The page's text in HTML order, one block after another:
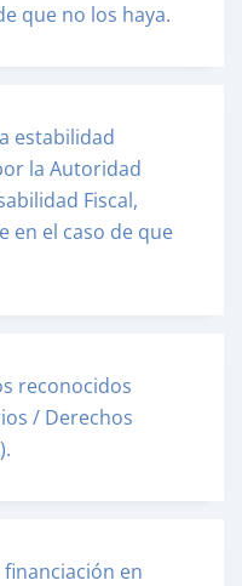
que no los haya.
estabilidad
la Autoridad
Fiscal,
en el caso de que
reconocidos
/ Derechos
en